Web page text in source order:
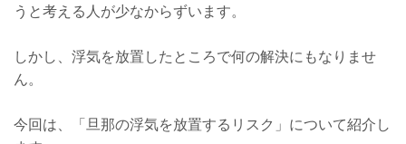
うと考える人が少なからずいます。
しかし、浮気を放置したところで何の解決にもなりませ
ん。
今回は、「旦那の浮気を放置するリスク」について紹介し